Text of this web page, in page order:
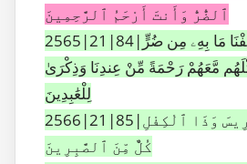
ٱلضُّرُّ وَأَنتَ أَرْحَمُ ٱلرَّٰحِمِينَ
2565|21|84|فَٱسْتَجَبْنَا لَهُۥ فَكَشَفْنَا مَا بِهِۦ مِن ضُرٍّ
مَّعَهُمْ رَحْمَةً مِّنْ عِندِنَا وَذِكْرَىٰ
لِلْعَٰبِدِينَ
2566|21|85|وَإِسْمَٰعِيلَ وَإِدْرِيسَ وَذَا ٱلْكِفْلِ
كُلٌّ مِّنَ ٱلصَّٰبِرِينَ